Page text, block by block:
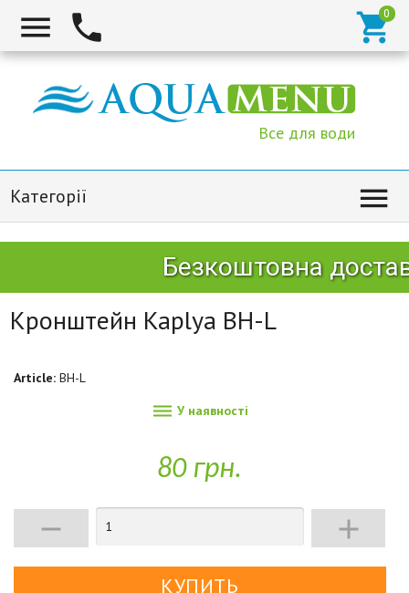
  
Все для води
Категорії 
Безкоштовна
Кронштейн Kaplya BH-L
Article: BH-L
 У наявності
80 грн.
 